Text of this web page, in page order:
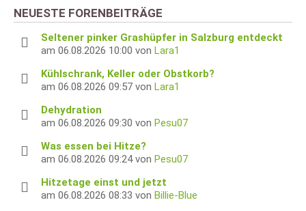
NEUESTE FORENBEITRÄGE
Seltener pinker Grashüpfer in Salzburg entdeckt
am 06.08.2026 10:00 von Lara1
Kühlschrank, Keller oder Obstkorb?
am 06.08.2026 09:57 von Lara1
Dehydration
am 06.08.2026 09:30 von Pesu07
Was essen bei Hitze?
am 06.08.2026 09:24 von Pesu07
Hitzetage einst und jetzt
am 06.08.2026 08:33 von Billie-Blue